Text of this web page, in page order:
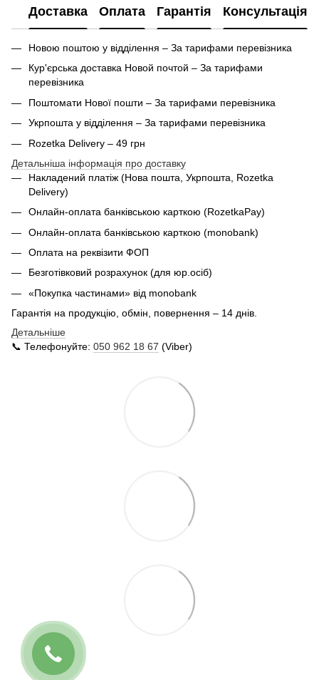
Доставка Оплата Гарантія Консультація
Новою поштою у відділення – За тарифами перевізника
Кур'єрська доставка Новой почтой – За тарифами
перевізника
Поштомати Нової пошти – За тарифами перевізника
Укрпошта у відділення – За тарифами перевізника
Rozetka Delivery – 49 грн
Детальніша інформація про доставку
Накладений платіж (Нова пошта, Укрпошта, Rozetka
Delivery)
Онлайн-оплата банківською карткою (RozetkaPay)
Онлайн-оплата банківською карткою (monobank)
Оплата на реквізити ФОП
Безготівковий розрахунок (для юр.осіб)
«Покупка частинами» від monobank
Гарантія на продукцію, обмін, повернення – 14 днів.
Детальніше
📞 Телефонуйте: 050 962 18 67 (Viber)